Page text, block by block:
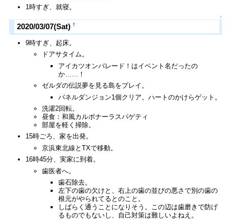
1時すぎ、就寝。
↑
2020/03/07(Sat) †
9時すぎ、起床。
ドアサタイム。
アイカツオンパレード！はイベント名だったの
か……！
ゼルダの伝説夢を見る島をプレイ。
パネルダンジョン1個クリア。ハートのかけらゲット。
洗濯2回転。
昼食：和風カルボナーラスパゲティ
部屋を軽く掃除。
15時ごろ、家を出発。
京浜東北線とTXで移動。
16時45分、実家に到着。
歯医者へ。
歯石除去。
左下の歯の欠けと、右上の歯の並びの悪さで別の歯の
根元がやられてるとのこと。
しばらく通うことになりそう。この辺は歯磨きで防げ
るものでもないし、自己対策は難しいよねえ。